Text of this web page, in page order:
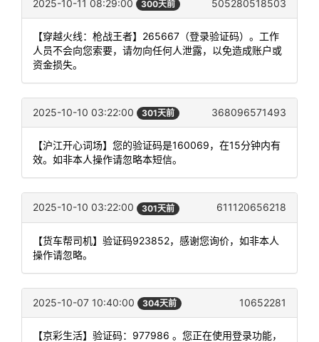
2025-10-11 08:29:00 300天前 505280518503
【穿越火线：枪战王者】265667（登录验证码）。工作
人员不会向您索要，请勿向任何人泄露，以免造成账户或
资金损失。
2025-10-10 03:22:00 301天前 368096571493
【沪江开心词场】您的验证码是160069，在15分钟内有
效。如非本人操作请忽略本短信。
2025-10-10 03:22:00 301天前 611120656218
【货车帮司机】验证码923852，感谢您询价，如非本人
操作请忽略。
2025-10-07 10:40:00 304天前 10652281
【京彩生活】验证码：977986 。您正在使用登录功能，